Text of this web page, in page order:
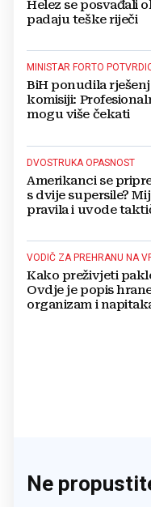
Helez se posvađali
padaju teške riječi
MINISTAR FORTO
BiH ponudila
komisiji:
mogu više čekati
DVOSTRUKA OPASNOST
Amerikanci se
s dvije supersile?
pravila i uvode
VODIČ ZA PREHRANU NA
Kako preživjeti
Ovdje je popis
organizam i
Ne